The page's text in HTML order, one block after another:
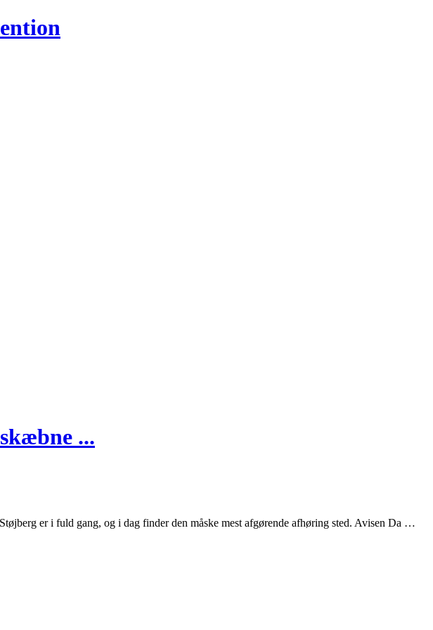
...
er i fuld gang, og i dag finder den måske mest afgørende afhøring sted. Avisen Da …